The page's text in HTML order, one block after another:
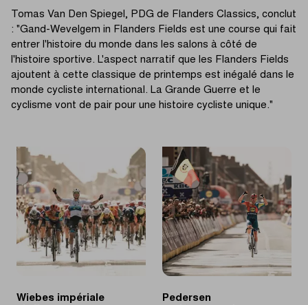
Tomas Van Den Spiegel, PDG de Flanders Classics, conclut
: "Gand-Wevelgem in Flanders Fields est une course qui fait
entrer l'histoire du monde dans les salons à côté de
l'histoire sportive. L'aspect narratif que les Flanders Fields
ajoutent à cette classique de printemps est inégalé dans le
monde cycliste international. La Grande Guerre et le
cyclisme vont de pair pour une histoire cycliste unique."
Wiebes impériale
Pedersen